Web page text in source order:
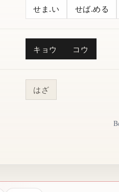
せま.い せば.める
キョウ コウ
はざ